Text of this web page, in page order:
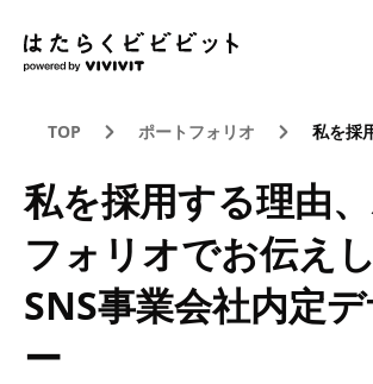
TOP ポートフォリオ 私を採用する理由、ポートフォ
私を採用する理由
フォリオでお伝え
SNS事業会社内定
ー